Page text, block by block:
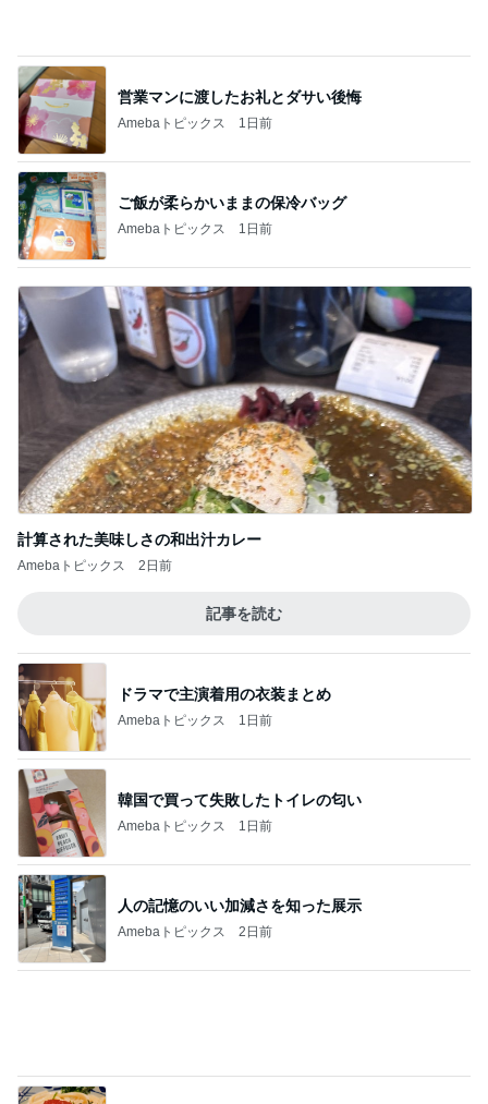
営業マンに渡したお礼とダサい後悔
Amebaトピックス 1日前
ご飯が柔らかいままの保冷バッグ
Amebaトピックス 1日前
計算された美味しさの和出汁カレー
Amebaトピックス 2日前
記事を読む
ドラマで主演着用の衣装まとめ
Amebaトピックス 1日前
韓国で買って失敗したトイレの匂い
Amebaトピックス 1日前
人の記憶のいい加減さを知った展示
Amebaトピックス 2日前